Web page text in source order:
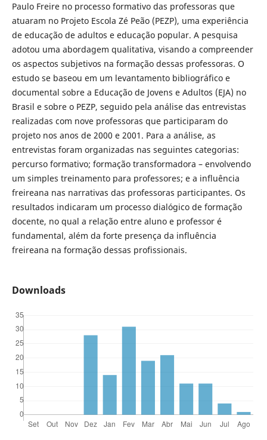
Paulo Freire no processo formativo das professoras que
atuaram no Projeto Escola Zé Peão (PEZP), uma experiência
de educação de adultos e educação popular. A pesquisa
adotou uma abordagem qualitativa, visando a compreender
os aspectos subjetivos na formação dessas professoras. O
estudo se baseou em um levantamento bibliográfico e
documental sobre a Educação de Jovens e Adultos (EJA) no
Brasil e sobre o PEZP, seguido pela análise das entrevistas
realizadas com nove professoras que participaram do
projeto nos anos de 2000 e 2001. Para a análise, as
entrevistas foram organizadas nas seguintes categorias:
percurso formativo; formação transformadora – envolvendo
um simples treinamento para professores; e a influência
freireana nas narrativas das professoras participantes. Os
resultados indicaram um processo dialógico de formação
docente, no qual a relação entre aluno e professor é
fundamental, além da forte presença da influência
freireana na formação dessas profissionais.
Downloads